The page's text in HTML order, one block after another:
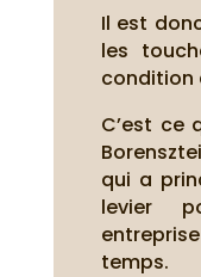
Il est
les
condition
C’est ce
qui a
levier
temps.